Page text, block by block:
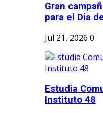
Gran
para el Dia
Jul 21, 2026 0
Estudia
Instituto 48